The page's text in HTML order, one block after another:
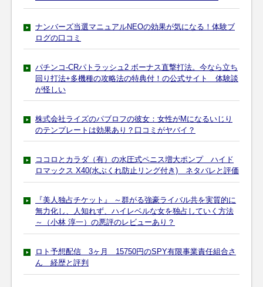
ナンバーズ当選マニュアルNEOの効果が気になる！体験ブ
ログの口コミ
パチンコ-CRパトラッシュ2 ボーナス直撃打法。今なら立ち
回り打法+多機種の攻略法の特典付！の公式サイト 体験談
が怪しい
株式会社ライズのパブロフの彼女：女性がMになるいじり
のテンプレートは効果あり？口コミがヤバイ？
ココロとカラダ（有）の水圧式ペニス増大ポンプ ハイド
ロマックス X40(水ぶくれ防止リング付き) ネタバレと評価
『美人独占チケット』 ～群がる強豪ライバル共を実質的に
無力化し、人知れず、ハイレベルな女を独占していく方法
～（小林 淳一）の悪評のレビューあり？
ロト予想配信 3ヶ月 15750円のSPY有限事業責任組合さ
ん 経歴と評判